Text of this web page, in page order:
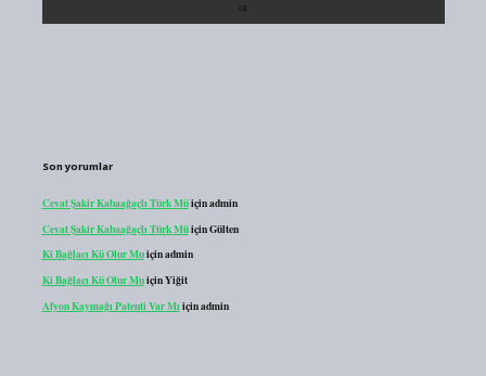
Son yorumlar
Cevat Şakir Kabaağaçlı Türk Müiçinadmin
Cevat Şakir Kabaağaçlı Türk MüiçinGülten
Ki Bağlacı Kü Olur Muiçinadmin
Ki Bağlacı Kü Olur MuiçinYiğit
Afyon Kaymağı Patenti Var Mı içinadmin